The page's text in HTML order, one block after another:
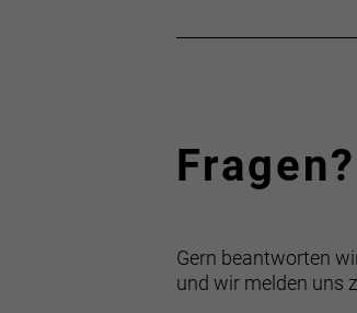
Fragen?
Gern beantworten
und wir melden uns